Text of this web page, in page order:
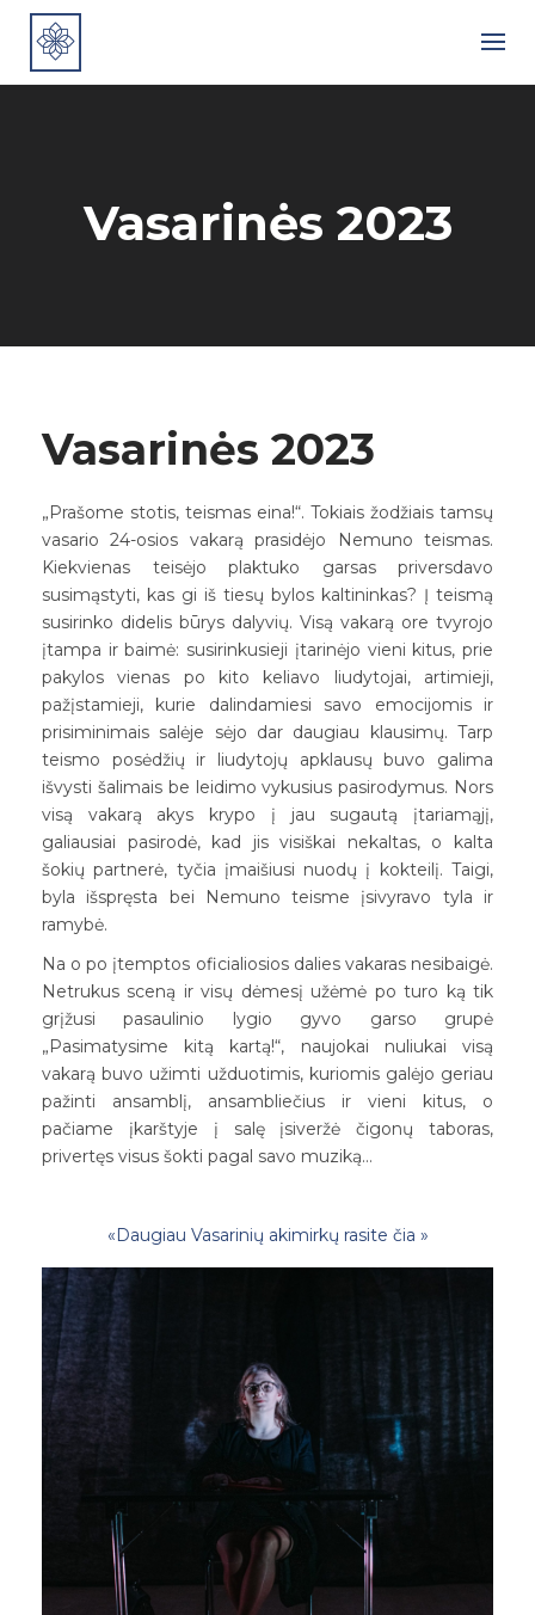
Skip
content
Vasarinės 2023
Vasarinės 2023
„Prašome stotis, teismas eina!“. Tokiais žodžiais tamsų
vasario 24-osios vakarą prasidėjo Nemuno teismas.
Kiekvienas teisėjo plaktuko garsas priversdavo
susimąstyti, kas gi iš tiesų bylos kaltininkas? Į teismą
susirinko didelis būrys dalyvių. Visą vakarą ore tvyrojo
įtampa ir baimė: susirinkusieji įtarinėjo vieni kitus, prie
pakylos vienas po kito keliavo liudytojai, artimieji,
pažįstamieji, kurie dalindamiesi savo emocijomis ir
prisiminimais salėje sėjo dar daugiau klausimų. Tarp
teismo posėdžių ir liudytojų apklausų buvo galima
išvysti šalimais be leidimo vykusius pasirodymus. Nors
visą vakarą akys krypo į jau sugautą įtariamąjį,
galiausiai pasirodė, kad jis visiškai nekaltas, o kalta
šokių partnerė, tyčia įmaišiusi nuodų į kokteilį. Taigi,
byla išspręsta bei Nemuno teisme įsivyravo tyla ir
ramybė.
Na o po įtemptos oficialiosios dalies vakaras nesibaigė.
Netrukus sceną ir visų dėmesį užėmė po turo ką tik
grįžusi pasaulinio lygio gyvo garso grupė
„Pasimatysime kitą kartą!“, naujokai nuliukai visą
vakarą buvo užimti užduotimis, kuriomis galėjo geriau
pažinti ansamblį, ansambliečius ir vieni kitus, o
pačiame įkarštyje į salę įsiveržė čigonų taboras,
privertęs visus šokti pagal savo muziką…
«Daugiau Vasarinių akimirkų rasite čia »